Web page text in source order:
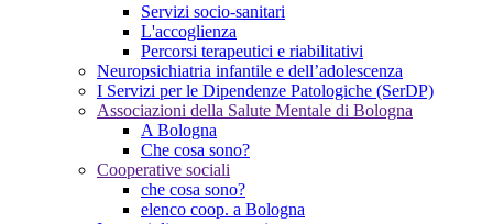
Servizi socio-sanitari
L'accoglienza
Percorsi terapeutici e riabilitativi
Neuropsichiatria infantile e dell’adolescenza
I Servizi per le Dipendenze Patologiche (SerDP)
Associazioni della Salute Mentale di Bologna
A Bologna
Che cosa sono?
Cooperative sociali
che cosa sono?
elenco coop. a Bologna